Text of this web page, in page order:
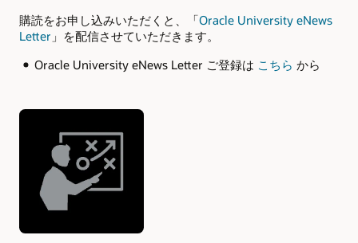
購読をお申し込みいただくと、「Oracle University eNews
Letter 」を配信させていただきます。
Oracle University eNews Letter ご登録は こちら から
Authors